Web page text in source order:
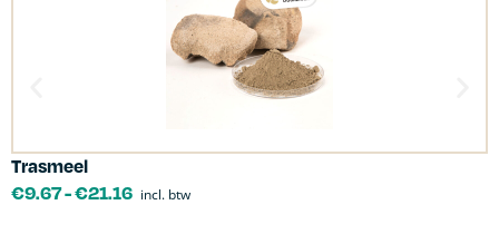
Trasmeel
€9.67-€21.16 incl. btw